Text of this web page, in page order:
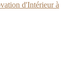
d'Intérieur à